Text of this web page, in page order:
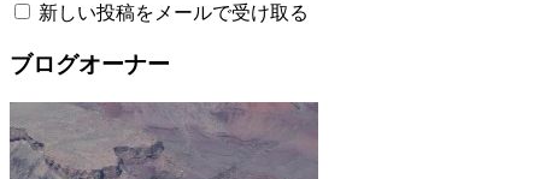
新しい投稿をメールで受け取る
ブログオーナー